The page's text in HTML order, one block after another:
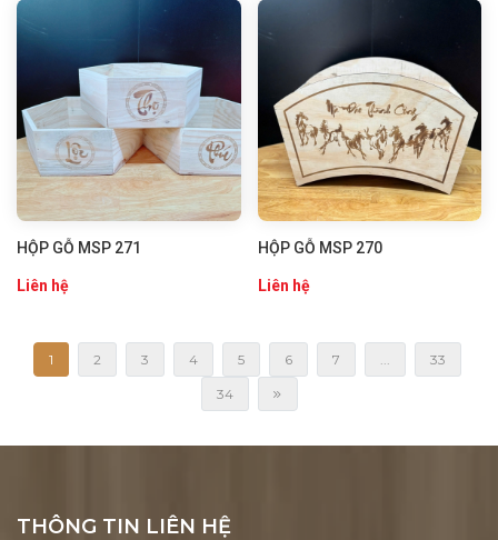
HỘP GỖ MSP 271
Liên hệ
HỘP GỖ MSP 270
Liên hệ
1 2 3 4 5 6 7 ... 33
34
THÔNG TIN LIÊN HỆ